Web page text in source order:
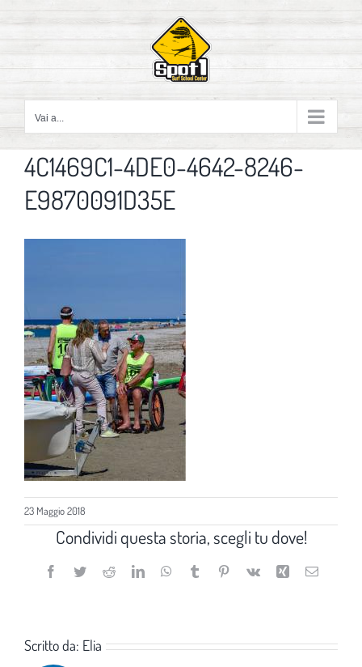
contenuto
Vai a...
4C1469C1-4DE0-4642-8246-
E9870091D35E
23 Maggio 2018
Condividi questa storia, scegli tu dove!
Facebook
TwitterRedditLinkedInWhatsApp
TumblrPinterest
Vk Xing Email
Scritto da: Elia